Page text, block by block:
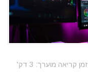
זמן קריאה מוערך: 3 דק'